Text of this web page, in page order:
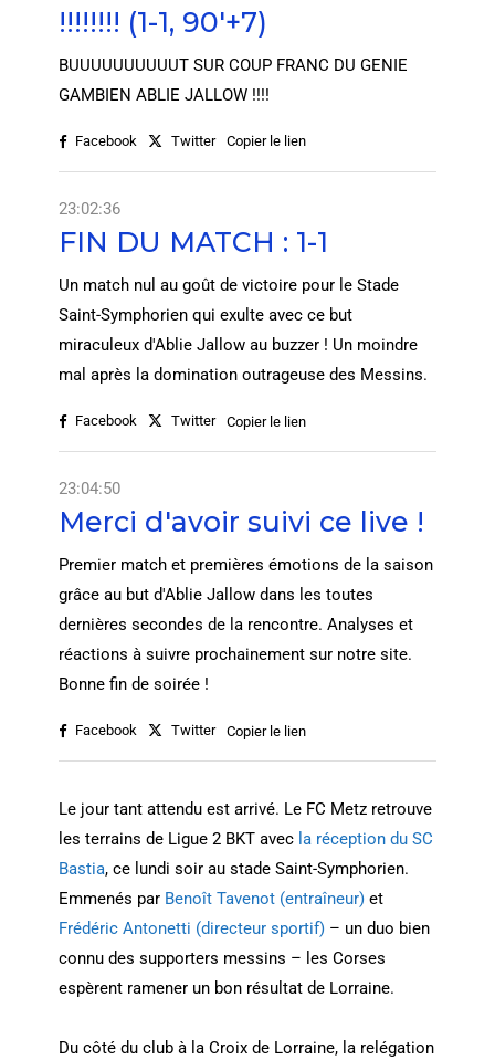
!!!!!!!! (1-1, 90'+7)
BUUUUUUUUUUT SUR COUP FRANC DU GENIE
GAMBIEN ABLIE JALLOW !!!!
Facebook Twitter Copier le lien
23:02:36
FIN DU MATCH : 1-1
Un match nul au goût de victoire pour le Stade
Saint-Symphorien qui exulte avec ce but
miraculeux d'Ablie Jallow au buzzer ! Un moindre
mal après la domination outrageuse des Messins.
Facebook Twitter Copier le lien
23:04:50
Merci d'avoir suivi ce live !
Premier match et premières émotions de la saison
grâce au but d'Ablie Jallow dans les toutes
dernières secondes de la rencontre. Analyses et
réactions à suivre prochainement sur notre site.
Bonne fin de soirée !
Facebook Twitter Copier le lien
Le jour tant attendu est arrivé. Le FC Metz retrouve
les terrains de Ligue 2 BKT avec la réception du SC
Bastia, ce lundi soir au stade Saint-Symphorien.
Emmenés par Benoît Tavenot (entraîneur)et
Frédéric Antonetti (directeur sportif)– un duo bien
connu des supporters messins – les Corses
espèrent ramener un bon résultat de Lorraine.
Du côté du club à la Croix de Lorraine, la relégation